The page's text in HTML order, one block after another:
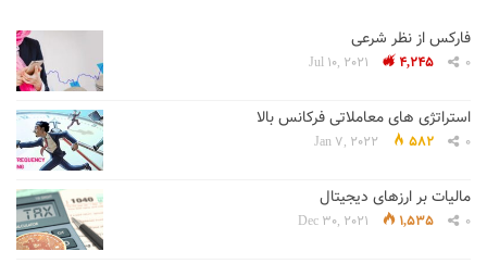
فارکس از نظر شرعی
Jul 10, 2021 4,245 0
استراتژی های معاملاتی فرکانس بالا
Jan 7, 2022 582 0
مالیات بر ارزهای دیجیتال
Dec 30, 2021 1,535 0